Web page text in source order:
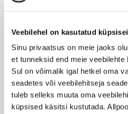
Veebilehel on kasutatud
Sinu privaatsus on meie jaoks
et tunneksid end meie
Sul on võimalik igal hetkel oma
seadetes või veebilehitseja
tuleb selleks muuta oma
küpsised käsitsi kustutada.
Ilus
Hind
SO...?
Kehaspreide
10,40 €